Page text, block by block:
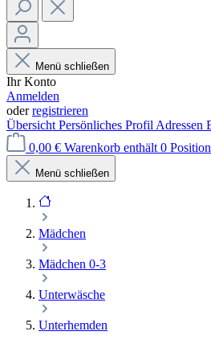
Menü schließen
Ihr Konto
Anmelden
oderregistrieren
Übersicht Persönliches Profil Adressen
0,00 € Warenkorb enthält 0
Menü schließen
Mädchen
Mädchen 0-3
Unterwäsche
Unterhemden